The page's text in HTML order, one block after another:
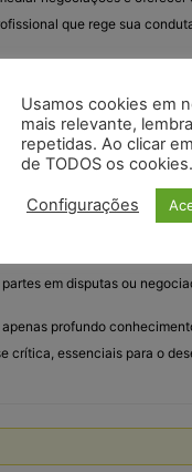
que rege sua
incluem:
clientes em tribunais ou em
jurídico para
implicações legais de suas
em disputas ou
profundo
crítica, essenciais para o
Usamos cookies em
mais relevante,
repetidas. Ao clicar
de TODOS os cookies.
Configurações